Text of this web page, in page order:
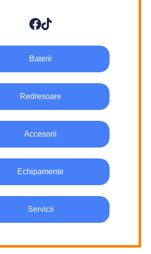
Baterii
Redresoare
Accesorii
Echipamente
Servicii